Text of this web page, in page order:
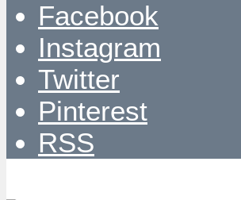
Facebook
Instagram
Twitter
Pinterest
RSS